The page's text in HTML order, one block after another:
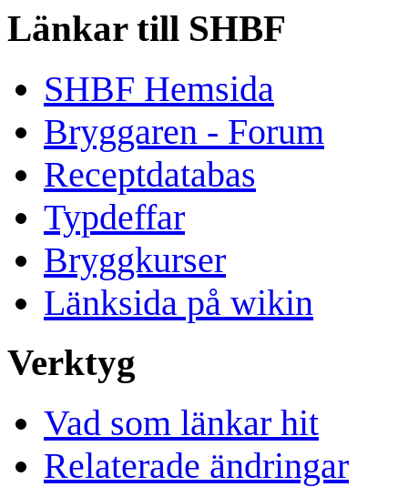
Länkar till SHBF
SHBF Hemsida
Bryggaren - Forum
Receptdatabas
Typdeffar
Bryggkurser
Länksida på wikin
Verktyg
Vad som länkar hit
Relaterade ändringar